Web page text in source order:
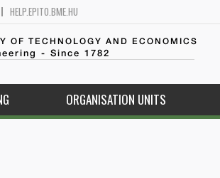
HELP.EPITO.BME.HU
OF TECHNOLOGY AND ECONOMICS
- Since 1782
ORGANISATION UNITS